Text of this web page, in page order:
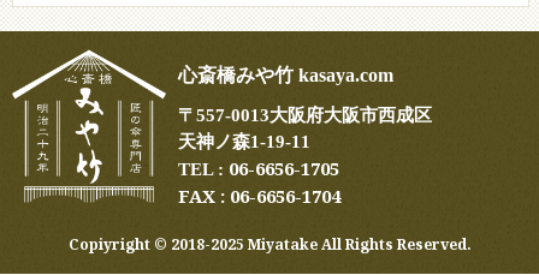
心斎橋みや竹 kasaya.com
〒557-0013大阪府大阪市西成区
天神ノ森1-19-11
TEL : 06-6656-1705
FAX : 06-6656-1704
Copiyright ©︎ 2018-2025 Miyatake All Rights Reserved.